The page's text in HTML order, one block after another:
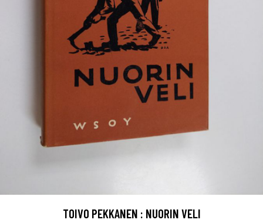
TOIVO PEKKANEN : NUORIN VELI